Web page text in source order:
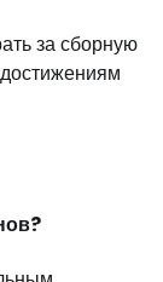
за сборную